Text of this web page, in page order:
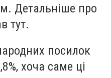
Детальніше про
тут.
посилок
хоча саме ці